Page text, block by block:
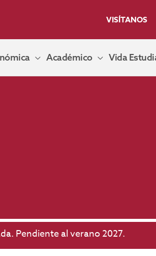
VISÍTANOS
Académico Vida
Pendiente al verano 2027.